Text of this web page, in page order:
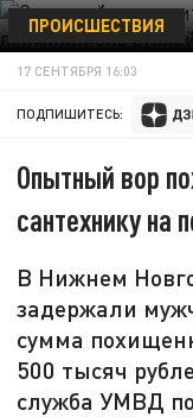
ПРОИСШЕСТВИЯ
17 СЕНТЯБРЯ 16:03
ПОДПИШИТЕСЬ:
Опытный вор
сантехнику на
В Нижнем
задержали
сумма
500 тысяч
служба УМВД